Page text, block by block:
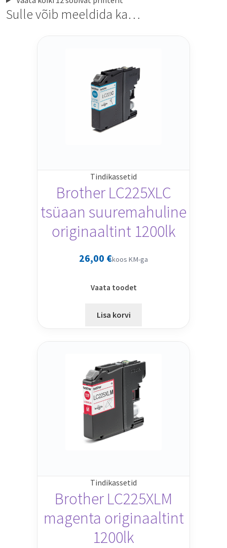
Sulle võib meeldida ka…
Tindikassetid
Brother LC225XLC
tsüaan suuremahuline
originaaltint 1200lk
26,00 €koos KM-ga
Vaata toodet
Lisa korvi
Tindikassetid
Brother LC225XLM
magenta originaaltint
1200lk